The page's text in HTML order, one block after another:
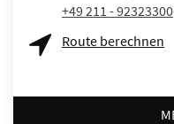
+49 211 - 92323300
Route berechnen